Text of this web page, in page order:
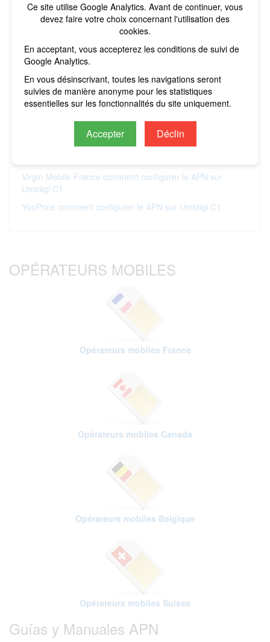
Ce site utilise Google Analytics. Avant de continuer, vous
devez faire votre choix concernant l'utilisation des
cookies.
En acceptant, vous accepterez les conditions de suivi de
Google Analytics.
En vous désinscrivant, toutes les navigations seront
suivies de manière anonyme pour les statistiques
essentielles sur les fonctionnalités du site uniquement.
Accepter Déclin
RED comment configurer le APN sur Umidigi C1
Reglo Mobile comment configurer le APN sur Umidigi C1
Simplus comment configurer le APN sur Umidigi C1
Sosh comment configurer le APN sur Umidigi C1
Syma Mobile comment configurer le APN sur Umidigi C1
Transatel Mobile France comment configurer le APN sur
Umidigi C1
Truphone France comment configurer le APN sur Umidigi
Virgin Mobile France comment configurer le APN sur
Umidigi C1
YouPrice comment configurer le APN sur Umidigi C1
OPÉRATEURS MOBILES
Opérateurs mobiles France
Opérateurs mobiles Canada
Opérateurs mobiles Belgique
Opérateurs mobiles Suisse
Guías y Manuales APN